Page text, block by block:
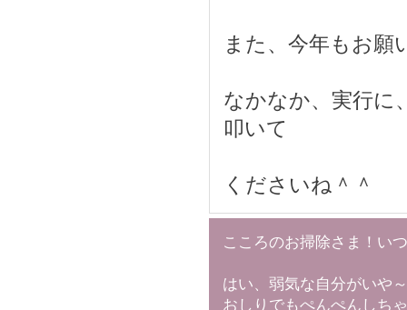
また、今年もお願
なかなか、実行に
叩いて
くださいね＾＾
こころのお掃除さま！い
はい、弱気な自分がいや
おしりでもぺんぺんしち